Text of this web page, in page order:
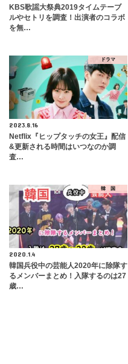
KBS歌謡大祭典2019タイムテーブ
ルやセトリを調査！出演者のコラボ
を無…
ドラマ
2023.8.16
Netflix『ヒップタッチの女王』配信
&更新される時間はいつなのか調
査…
韓 国
2020.1.4
韓国兵役中の芸能人2020年に除隊す
るメンバーまとめ！入隊するのは27
歳…